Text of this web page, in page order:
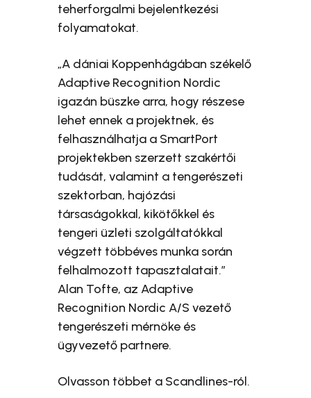
teherforgalmi bejelentkezési
folyamatokat.
„A dániai Koppenhágában székelő
Adaptive Recognition Nordic
igazán büszke arra, hogy részese
lehet ennek a projektnek, és
felhasználhatja a SmartPort
projektekben szerzett szakértői
tudását, valamint a tengerészeti
szektorban, hajózási
társaságokkal, kikötőkkel és
tengeri üzleti szolgáltatókkal
végzett többéves munka során
felhalmozott tapasztalatait.”
Alan Tofte, az Adaptive
Recognition Nordic A/S vezető
tengerészeti mérnöke és
ügyvezető partnere.
Olvasson többet a Scandlines-ról.